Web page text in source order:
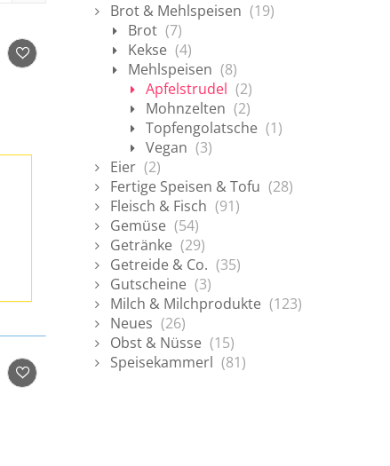
Brot & Mehlspeisen (19)
Brot (7)
Kekse (4)
Mehlspeisen (8)
Apfelstrudel (2)
Mohnzelten (2)
Topfengolatsche (1)
Vegan (3)
Eier (2)
Fertige Speisen & Tofu (28)
Fleisch & Fisch (91)
Gemüse (54)
Getränke (29)
Getreide & Co. (35)
Gutscheine (3)
Milch & Milchprodukte (123)
Neues (26)
Obst & Nüsse (15)
Speisekammerl (81)